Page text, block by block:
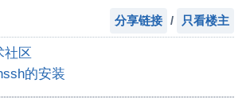
分享链接 / 只看楼主
社区
的安装